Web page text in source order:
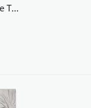
Chroniques de la lune noire Tome 2 Page 3